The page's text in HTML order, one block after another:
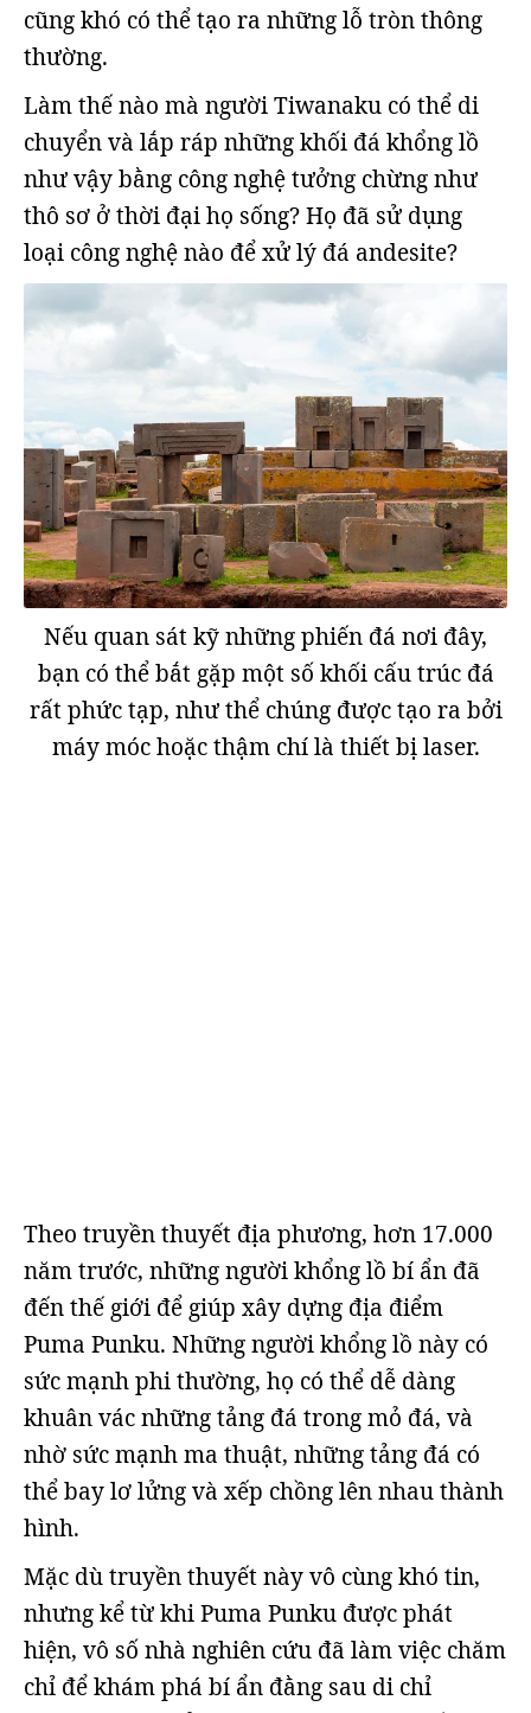
cũng khó có thể tạo ra những lỗ tròn thông
thường.
Làm thế nào mà người Tiwanaku có thể di
chuyển và lắp ráp những khối đá khổng lồ
như vậy bằng công nghệ tưởng chừng như
thô sơ ở thời đại họ sống? Họ đã sử dụng
loại công nghệ nào để xử lý đá andesite?
Nếu quan sát kỹ những phiến đá nơi đây,
bạn có thể bắt gặp một số khối cấu trúc đá
rất phức tạp, như thể chúng được tạo ra bởi
máy móc hoặc thậm chí là thiết bị laser.
Theo truyền thuyết địa phương, hơn 17.000
năm trước, những người khổng lồ bí ẩn đã
đến thế giới để giúp xây dựng địa điểm
Puma Punku. Những người khổng lồ này có
sức mạnh phi thường, họ có thể dễ dàng
khuân vác những tảng đá trong mỏ đá, và
nhờ sức mạnh ma thuật, những tảng đá có
thể bay lơ lửng và xếp chồng lên nhau thành
hình.
Mặc dù truyền thuyết này vô cùng khó tin,
nhưng kể từ khi Puma Punku được phát
hiện, vô số nhà nghiên cứu đã làm việc chăm
chỉ để khám phá bí ẩn đằng sau di chỉ